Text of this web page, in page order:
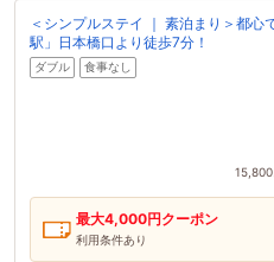
＜シンプルステイ ｜ 素泊まり＞都
駅」日本橋口より徒歩7分！
ダブル 食事なし
15,800
最大4,000円クーポン
利用条件あり